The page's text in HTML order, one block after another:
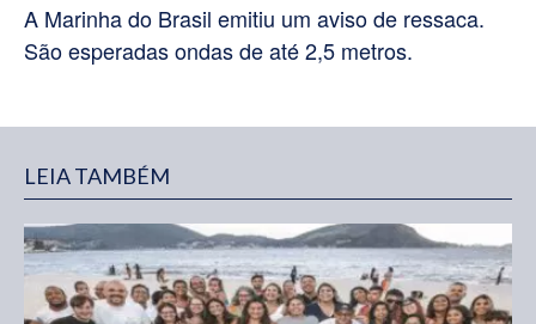
A Marinha do Brasil emitiu um aviso de ressaca.
São esperadas ondas de até 2,5 metros.
LEIA TAMBÉM